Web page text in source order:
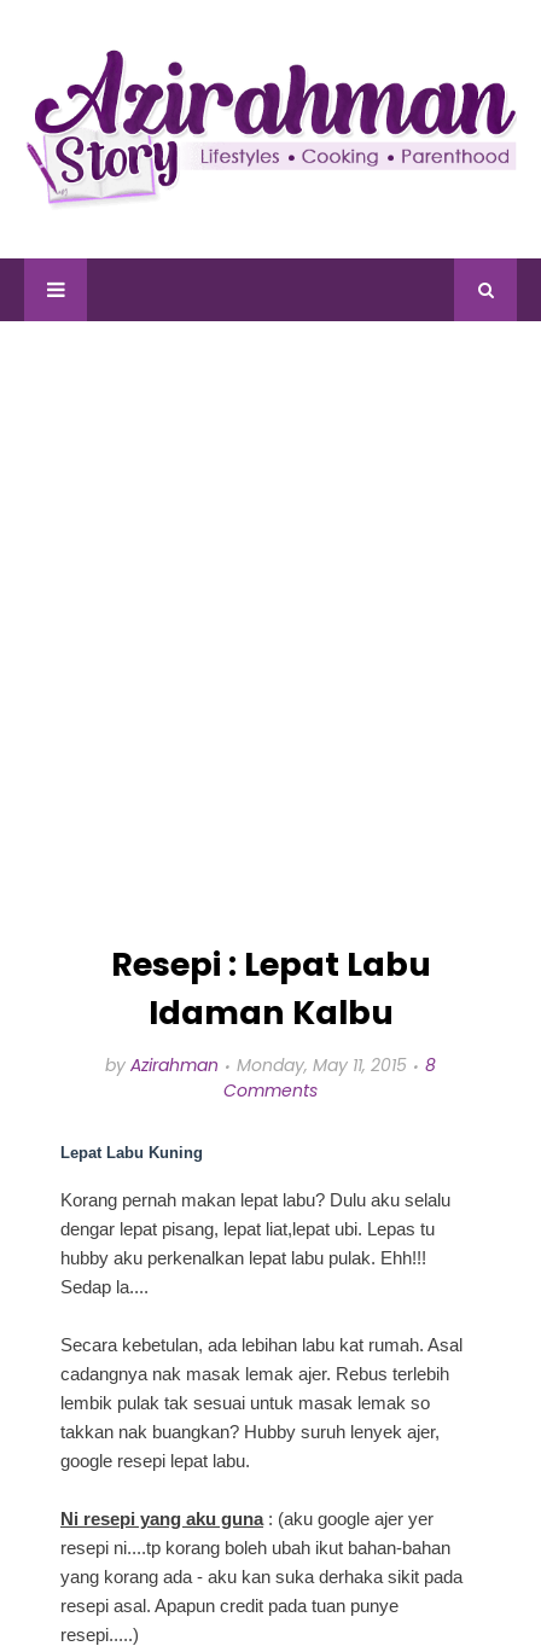
Resepi : Lepat Labu
Idaman Kalbu
by Azirahman Monday, May 11, 2015
8
Comments
Lepat Labu Kuning
Korang pernah makan lepat labu? Dulu aku selalu
dengar lepat pisang, lepat liat,lepat ubi. Lepas tu
hubby aku perkenalkan lepat labu pulak. Ehh!!!
Sedap la....
Secara kebetulan, ada lebihan labu kat rumah. Asal
cadangnya nak masak lemak ajer. Rebus terlebih
lembik pulak tak sesuai untuk masak lemak so
takkan nak buangkan? Hubby suruh lenyek ajer,
google resepi lepat labu.
Ni resepi yang aku guna: (aku google ajer yer
resepi ni....tp korang boleh ubah ikut bahan-bahan
yang korang ada - aku kan suka derhaka sikit pada
resepi asal. Apapun credit pada tuan punye
resepi.....)